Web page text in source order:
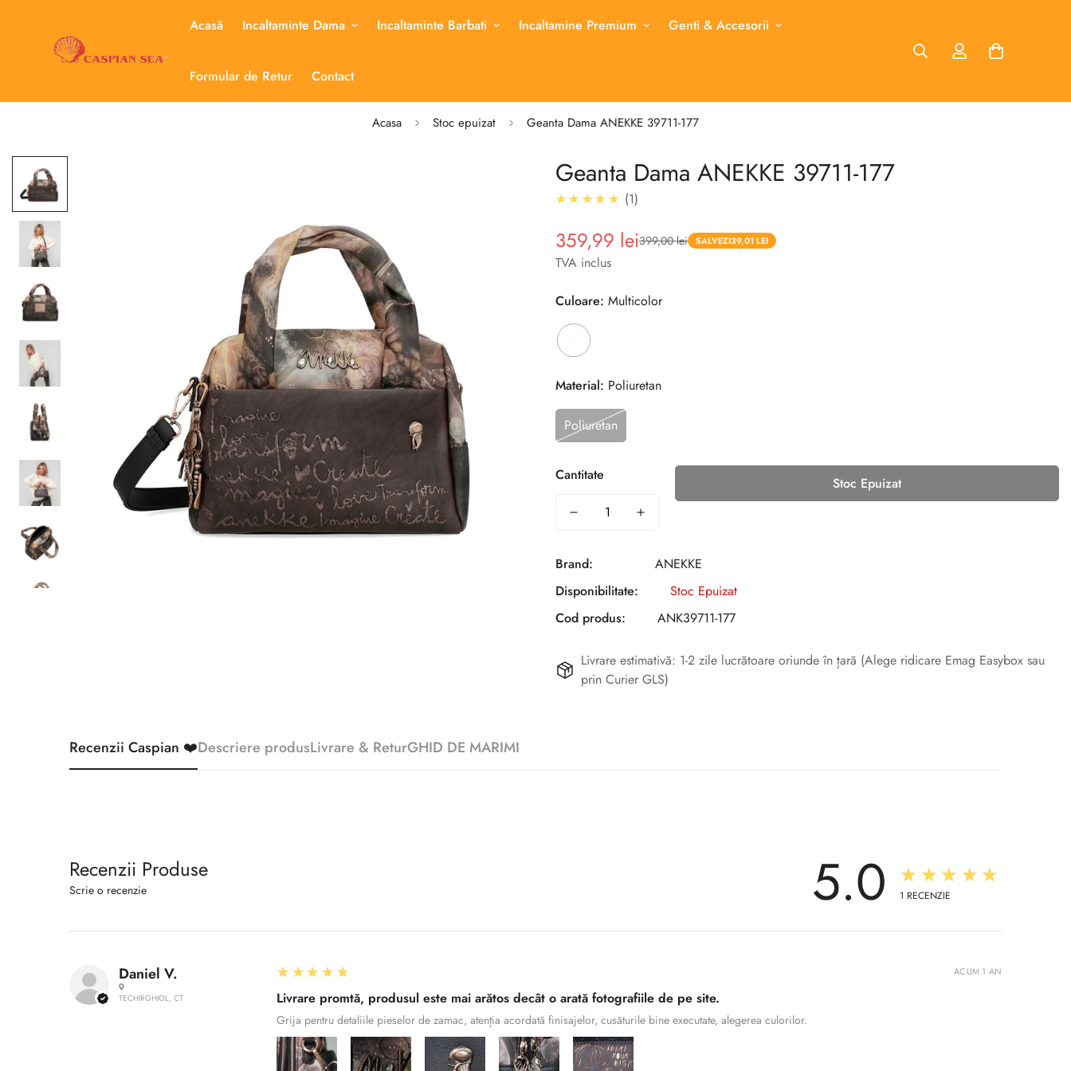
Acasă Incaltaminte Dama Incaltaminte Barbati Incaltamine Premium Genti & Accesorii
Formular de Retur Contact
Acasa Stoc epuizat Geanta Dama ANEKKE 39711-177
Geanta Dama ANEKKE 39711-177
★★★★★ 5.0
1
Pret
redus
359,99 lei
Pret 399,00 lei SALVEZI39,01 LEI
TVA inclus
Culoare: Multicolor
Material: Poliuretan
Poliuretan
Cantitate Stoc Epuizat
Brand:
ANEKKE
Disponibilitate:
Stoc Epuizat
Cod produs:
ANK39711-177
Livrare estimativă: 1-2 zile lucrătoare oriunde în țară (Alege ridicare Emag Easybox sau
prin Curier GLS)
Recenzii Caspian ❤️Descriere produsLivrare & ReturGHID DE MARIMI
Recenzii Produse
Scrie o recenzie 5.0 ★★★★★
1 RECENZIE
Daniel V.
TECHIRGHIOL, CT
5
★★★★★
Livrare promtă, produsul este mai arătos decât o arată fotografiile de pe site.
Grija pentru detaliile pieselor de zamac, atenția acordată finisajelor, cusăturile bine executate, alegerea culorilor.
ACUM 1 AN